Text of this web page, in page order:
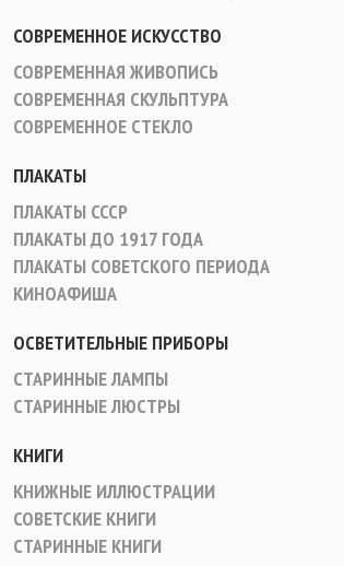
СОВРЕМЕННОЕ ИСКУССТВО
СОВРЕМЕННАЯ ЖИВОПИСЬ
СОВРЕМЕННАЯ СКУЛЬПТУРА
СОВРЕМЕННОЕ СТЕКЛО
ПЛАКАТЫ
ПЛАКАТЫ СССР
ПЛАКАТЫ ДО 1917 ГОДА
ПЛАКАТЫ СОВЕТСКОГО ПЕРИОДА
КИНОАФИША
ОСВЕТИТЕЛЬНЫЕ ПРИБОРЫ
СТАРИННЫЕ ЛАМПЫ
СТАРИННЫЕ ЛЮСТРЫ
КНИГИ
КНИЖНЫЕ ИЛЛЮСТРАЦИИ
СОВЕТСКИЕ КНИГИ
СТАРИННЫЕ КНИГИ